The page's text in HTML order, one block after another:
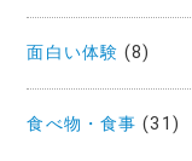
面白い体験 (8)
食べ物・食事 (31)